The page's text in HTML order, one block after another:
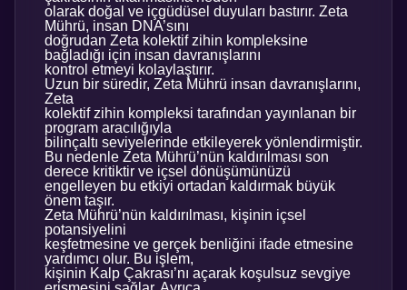
olarak doğal ve içgüdüsel duyuları bastırır. Zeta
Mührü, insan DNA’sını
doğrudan Zeta kolektif zihin kompleksine
bağladığı için insan davranışlarını
kontrol etmeyi kolaylaştırır.
Uzun bir süredir, Zeta Mührü insan davranışlarını,
Zeta
kolektif zihin kompleksi tarafından yayınlanan bir
program aracılığıyla
bilinçaltı seviyelerinde etkileyerek yönlendirmiştir.
Bu nedenle Zeta Mührü’nün kaldırılması son
derece kritiktir ve içsel dönüşümünüzü
engelleyen bu etkiyi ortadan kaldırmak büyük
önem taşır.
Zeta Mührü’nün kaldırılması, kişinin içsel
potansiyelini
keşfetmesine ve gerçek benliğini ifade etmesine
yardımcı olur. Bu işlem,
kişinin Kalp Çakrası’nı açarak koşulsuz sevgiye